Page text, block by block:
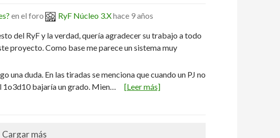
en el foro RyF Núcleo 3.Xhace 9 años
del RyF y la verdad, quería agradecer su trabajo a todo
proyecto. Como base me parece un sistema muy
una duda. En las tiradas se menciona que cuando un PJ no
1o3d10 bajaría un grado. Mien…
[Leer más]
Cargar más